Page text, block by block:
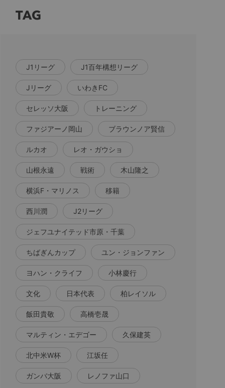
TAG
J1リーグ J1百年構想リーグ
Jリーグ いわきFC
セレッソ大阪 トレーニング
ファジアーノ岡山 ブラウンノア賢信
ルカオ レオ・ガウショ
山根永遠 戦術 木山隆之
横浜F・マリノス 移籍
西川潤 J2リーグ
ジェフユナイテッド市原・千葉
ちばぎんカップ ユン・ジョンファン
ヨハン・クライフ 小林慶行
文化 日本代表 柏レイソル
飯田貴敬 高橋壱晟
マルティン・エデゴー 久保建英
北中米W杯 江坂任
ガンバ大阪 レノファ山口